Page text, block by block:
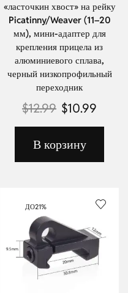
«ласточкин хвост» на рейку
Picatinny/Weaver (11–20
мм), мини-адаптер для
крепления прицела из
алюминиевого сплава,
черный низкопрофильный
переходник
$12.99 $10.99
В корзину
ДО21%